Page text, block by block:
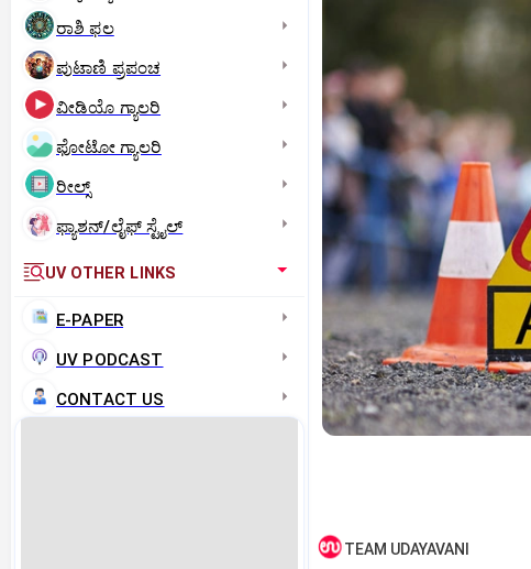
ರಾಶಿ ಫಲ
ಪುಟಾಣಿ ಪ್ರಪಂಚ
ವೀಡಿಯೊ ಗ್ಯಾಲರಿ
ಫೋಟೋ ಗ್ಯಾಲರಿ
ರೀಲ್ಸ್
ಫ್ಯಾಶನ್/ಲೈಫ್‌ ಸ್ಟೈಲ್
UV OTHER LINKS
E-PAPER
UV PODCAST
CONTACT US
TEAM UDAYAVANI